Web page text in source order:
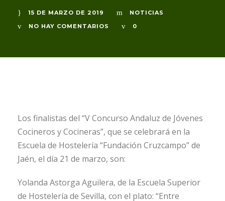
15 DE MARZO DE 2019
NOTICIAS
NO HAY COMENTARIOS
0
Los finalistas del “V Concurso Andaluz de Jóvenes
Cocineros y Cocineras”, que se celebrará en la
Escuela de Hostelería “Fundación Cruzcampo” de
Jaén, el día 21 de marzo, son:
Yolanda Astorga Aguilera, de la Escuela Superior
de Hostelería de Sevilla, con el plato: “Entre